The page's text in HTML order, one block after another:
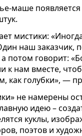
маше
мистики:
наш заказчик,
потом говорит:
к нам вместе,
как голубки», —
не намерены
идею –
куклы,
поэтов и